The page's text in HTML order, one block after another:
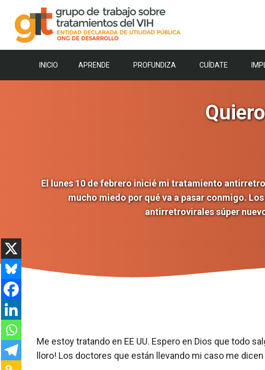
contenido
INICIO APRENDE PROFUNDIZA CUÍDATE
El lunes 10 de febrero inicié mi tratamiento
mucho miedo por qué va a pasar conmigo.
antirretrovirales súper
Me estoy tratando en EE UU. Espero en Dios que todo
lloro! Los doctores que están llevando mi caso me